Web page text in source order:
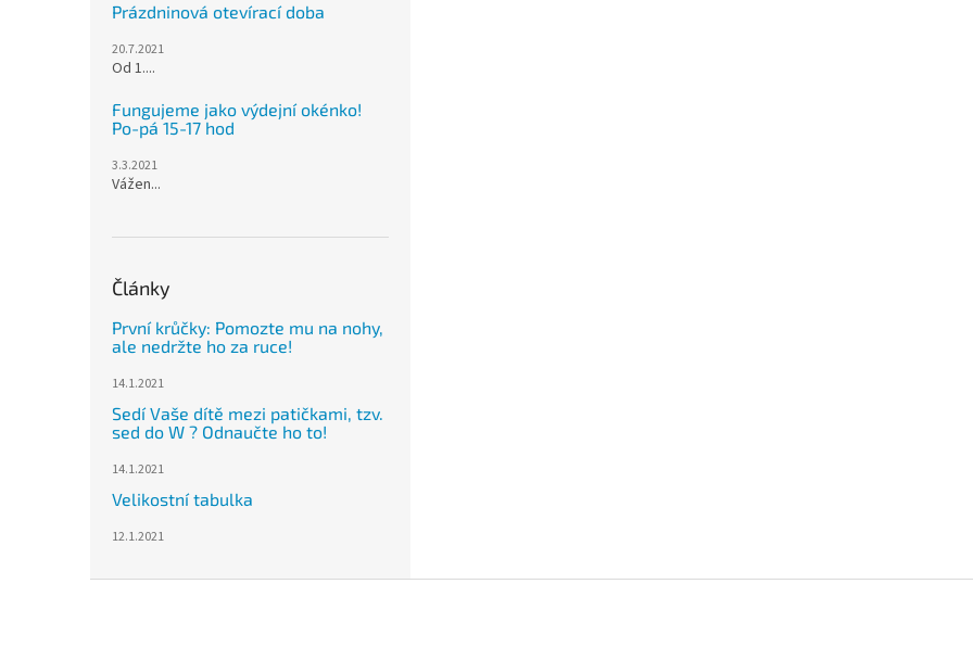
Prázdninová otevírací doba
20.7.2021
Od 1....
Fungujeme jako výdejní okénko!
Po-pá 15-17 hod
3.3.2021
Vážen...
Články
První krůčky: Pomozte mu na nohy,
ale nedržte ho za ruce!
14.1.2021
Sedí Vaše dítě mezi patičkami, tzv.
sed do W ? Odnaučte ho to!
14.1.2021
Velikostní tabulka
12.1.2021